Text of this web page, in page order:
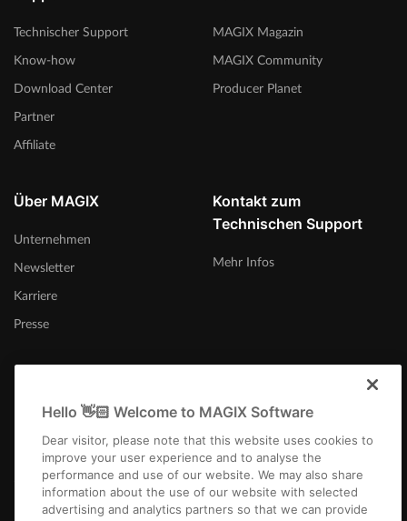
Technischer Support
Know-how
Download Center
Partner
Affiliate
MAGIX Magazin
MAGIX Community
Producer Planet
Über MAGIX
Unternehmen
Newsletter
Karriere
Presse
Kontakt zum
Technischen Support
Mehr Infos
Österreich
Hello 👋🏻 Welcome to MAGIX Software
Dear visitor, please note that this website uses cookies to
improve your user experience and to analyse the
performance and use of our website. We may also share
information about the use of our website with selected
advertising and analytics partners so that we can provide